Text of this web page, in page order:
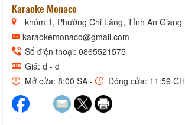
Karaoke Monaco
khóm 1, Phường Chi Lăng, Tỉnh An Giang
karaokemonaco@gmail.com
Số điện thoại: 0865521575
Giá: đ - đ
Mở cửa: 8:00 SA -
Đóng cửa: 11:59 CH